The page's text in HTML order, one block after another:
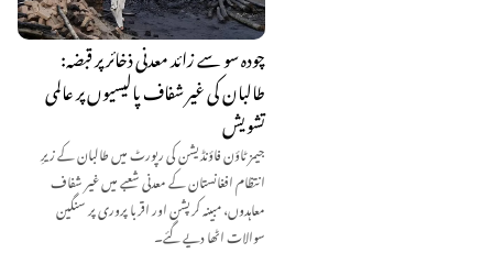
چودہ سو سے زائد معدنی ذخائر پر قبضہ:
طالبان کی غیر شفاف پالیسیوں پر عالمی
تشویش
جیمز ٹاؤن فاؤنڈیشن کی رپورٹ میں طالبان کے زیرِ
انتظام افغانستان کے معدنی شعبے میں غیر شفاف
معاہدوں، مبینہ کرپشن اور اقربا پروری پر سنگین
سوالات اٹھا دیے گئے۔